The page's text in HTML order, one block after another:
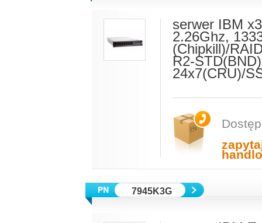
serwer IBM
2.26Ghz,
(Chipkill)/
R2-
24x7(CRU)/
7945K3G